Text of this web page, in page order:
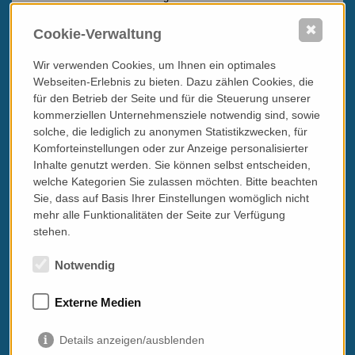
Vicenza (ca. 2,5h in deutscher Sprache)
Garda (Thema Olivenöl) oder bei Solferino oder im Valpolicella
(mit Winzerbesuch) - ital./engl.
Gelato-Kurs in Verona (privat oder als Teil einer Gruppe) - lernen
Sie in zwei Stunden, wie man selbst ein gutes Eis machen
kann!
Tipp:Kochkurs oder Showcooking in einem Privathaushalt - Sie
kochen gemeinsam mit der Frau/dem Herrn des Hauses ein
mehrgängiges Menü - bekommen so Einblick in die Küche und
Lebensweise von Einheimischen!
PS in Sachen Weinbegleitung:
Ich habe die meisten Mittag- / Abendessen ohne Weinbegleitung
im Programm, da die präsentierten Trattorie/Ristoranti allesamt
über eine tolle, auf die Region betonte Weinkarte haben und man
sich so uneingeschränkt Empfehlungen des Hauses ergeben kann!
Cookie-Verwaltung
Wir verwenden Cookies, um Ihnen ein optimales
Webseiten-Erlebnis zu bieten. Dazu zählen Cookies, die
für den Betrieb der Seite und für die Steuerung unserer
kommerziellen Unternehmensziele notwendig sind, sowie
solche, die lediglich zu anonymen Statistikzwecken, für
Komforteinstellungen oder zur Anzeige personalisierter
Inhalte genutzt werden. Sie können selbst entscheiden,
welche Kategorien Sie zulassen möchten. Bitte beachten
Sie, dass auf Basis Ihrer Einstellungen womöglich nicht
mehr alle Funktionalitäten der Seite zur Verfügung
stehen.
Notwendig
Externe Medien
Details anzeigen/ausblenden
✖